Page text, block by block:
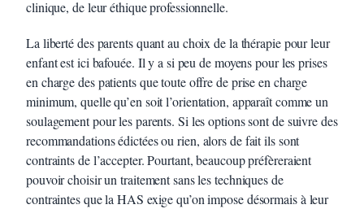
clinique, de leur éthique professionnelle.
La liberté des parents quant au choix de la thérapie pour leur
enfant est ici bafouée. Il y a si peu de moyens pour les prises
en charge des patients que toute offre de prise en charge
minimum, quelle qu’en soit l’orientation, apparaît comme un
soulagement pour les parents. Si les options sont de suivre des
recommandations édictées ou rien, alors de fait ils sont
contraints de l’accepter. Pourtant, beaucoup préfèreraient
pouvoir choisir un traitement sans les techniques de
contraintes que la HAS exige qu’on impose désormais à leur